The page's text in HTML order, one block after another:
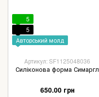
5
5
Авторський молд
Артикул: SF1125048036
Силіконова форма Симаргл
650.00 грн